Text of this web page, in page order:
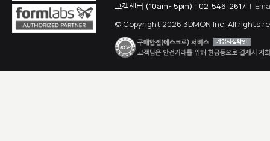
고객센터 (10am~5pm) : 02-546-2617 |
© Copyright 2026 3DMON Inc. All rights